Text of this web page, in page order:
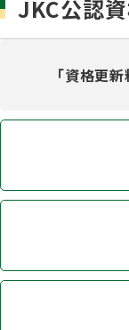
災害救助犬の育成
ジャックブログ
子犬を繁殖した
血統証明書・よく
JKC公認
「資格更